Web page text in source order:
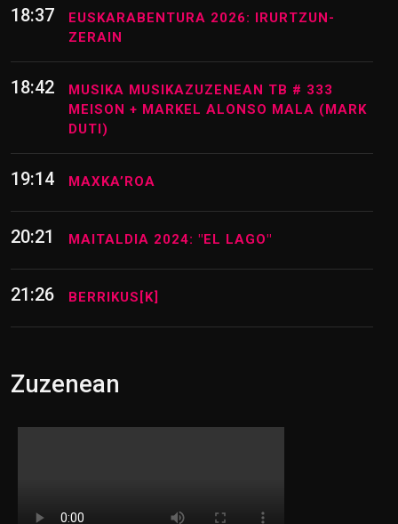
18:37
EUSKARABENTURA 2026: IRURTZUN-
ZERAIN
18:42
MUSIKA MUSIKAZUZENEAN TB # 333
MEISON + MARKEL ALONSO MALA (MARK
DUTI)
19:14 MAXKA’ROA
20:21 MAITALDIA 2024: "EL LAGO"
21:26 BERRIKUS[K]
Zuzenean